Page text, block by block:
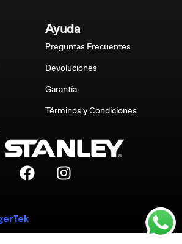
Ayuda
Preguntas Frecuentes
Devoluciones
Garantía
Términos y Condiciones